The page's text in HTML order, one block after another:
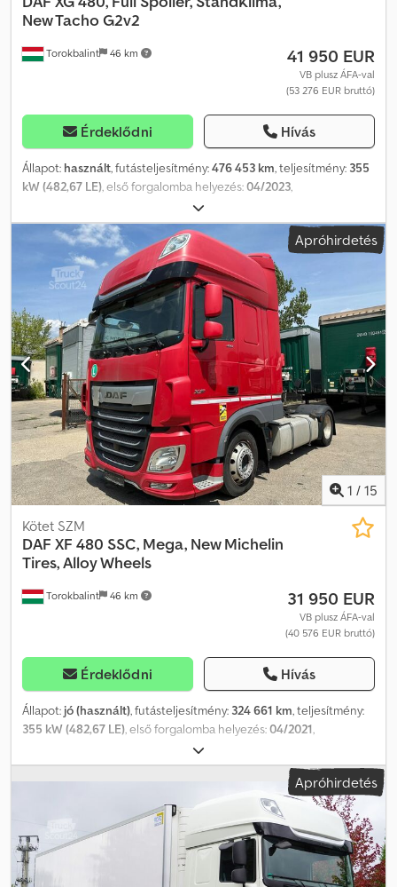
Torokbalint 46 km
New Tacho G2v2
41 950 EUR
VB plusz ÁFA-val
(53 276 EUR bruttó)
Érdeklődni Hívás
Állapot: használt, futásteljesítmény:476 453 km, teljesítmény: 355
kW (482,67 LE), első forgalomba helyezés:04/2023,
, tengelyelrendezés:
szín:fehér, vezetőfülke:alvófülke, hajtástípus:automata,
kibocsátási osztály: Euro 6, Gyártási év:2022 , Felszereltség:ABS,
EBS (Elektronikus fékrendszer), elektromos ablakemelő,
ködlámpák, központi zár, légkondicionálás
, = További opciók és
tartozékok = - Klímaberendezés - Könnyűfém felnik - Légrugós
ülések - Rádió/CD-lejátszó - Hálóhely - Oldalsó spoilerek =
Megjegyzések = Crsdpozclnksfx Anzsf DAF XG480 Standard 2022
04/2023 XLRTEF5300G440298 476 453 km Kék színű, teljes
spoilercsomag, könnyűfém felnik, új tachográf G2v2, LED
fényszórók elöl. = További információk = Első tengely: Kormányzott
Motor hengerűrtartalma: 12.902 cm³
Apróhirdetés
1 / 15
Torokbalint 46 km
Kötet SZM
DAF XF 480 SSC, Mega, New Michelin
Tires, Alloy Wheels
31 950 EUR
VB plusz ÁFA-val
(40 576 EUR bruttó)
Érdeklődni Hívás
Állapot: jó (használt), futásteljesítmény: 324 661 km, teljesítmény:
355 kW (482,67 LE) , első forgalomba helyezés:04/2021
, tengelyelrendezés:
szín:fehér, vezetőfülke:alvófülke, hajtástípus:automata,
kibocsátási osztály:
, Felszereltség:ABS,
AdBlue, EBS (Elektronikus fékrendszer), elektromos
ablakemelő, fedélzeti számítógép, hűtőszekrény, koromszűrő,
ködlámpák, központi zár, légkondicionálás, = További
lehetőségek és tartozékok = Csdpfxsznlcdj Anzerf - Alumínium
üzemanyagtartály - Laprugós felfüggesztés - Légrugós
Apróhirdetés